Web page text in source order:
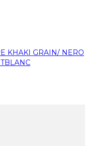
KHAKI GRAIN/ NERO